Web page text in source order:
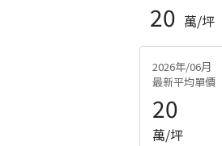
20 萬/坪
2026年/06月
最新平均單價
20
萬/坪